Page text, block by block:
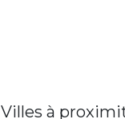
Villes à